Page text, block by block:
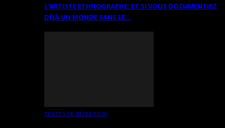
L’ARTISTE ETHNOGRAPHE: ET SI VOUS DOCUMENTIEZ
DÉJÀ UN MONDE SANS LE…
TEXTES DE RÉFLEXION